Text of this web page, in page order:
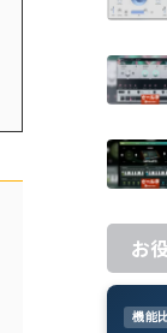
お
機能